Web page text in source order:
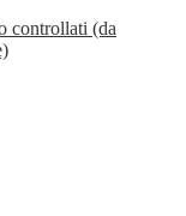
controllati (da